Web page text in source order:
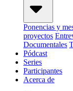
Ponencias y
proyectos
Documentales
Pódcast
Series
Participantes
Acerca de